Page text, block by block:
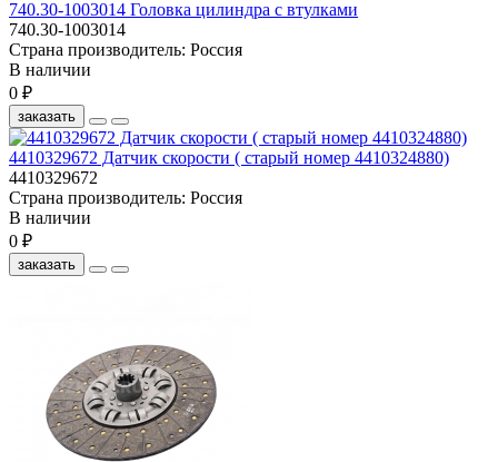
740.30-1003014 Головка цилиндра с втулками
740.30-1003014
Страна производитель: Россия
В наличии
0 ₽
заказать
4410329672 Датчик скорости ( старый номер 4410324880)
4410329672
Страна производитель: Россия
В наличии
0 ₽
заказать